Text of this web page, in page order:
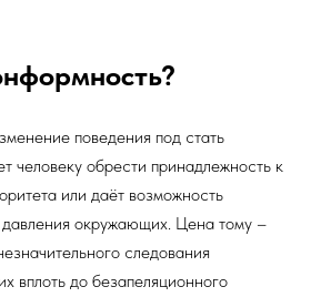
поведения под стать
человеку обрести принадлежность к
или даёт возможность
давления окружающих. Цена тому –
следования
вплоть до безапеляционного